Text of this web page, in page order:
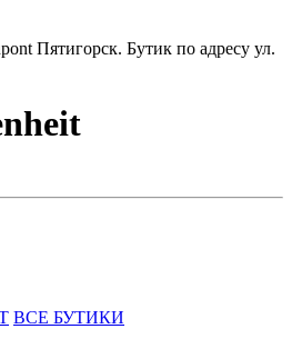
Пятигорск. Бутик по адресу ул.
ВСЕ БУТИКИ